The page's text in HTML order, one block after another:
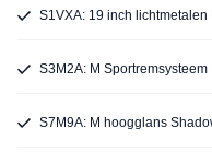
S1VXA: 19 inch
S3M2A: M Sportremsysteem
S7M9A: M hoogglans